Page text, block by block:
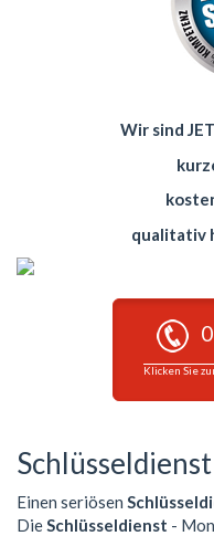
Wir sind
qualitativ
Klicken Sie
Einen seriösen
DieSchlüsseldienst -